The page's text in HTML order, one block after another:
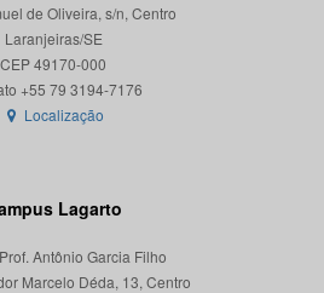
de Oliveira, s/n, Centro
Laranjeiras/SE
CEP 49170-000
Localização
Lagarto
Antônio Garcia Filho
Marcelo Déda, 13, Centro